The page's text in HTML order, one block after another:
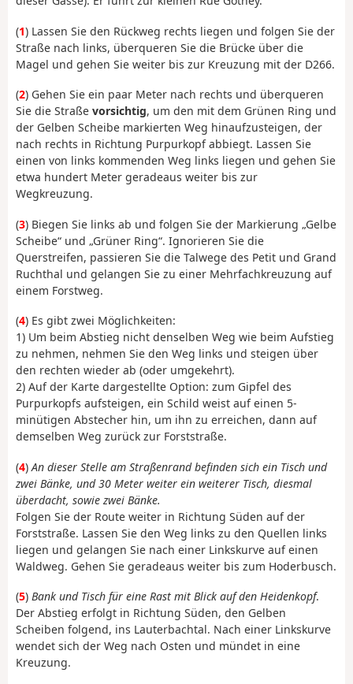
(1) Lassen Sie den Rückweg rechts liegen und folgen Sie der
Straße nach links, überqueren Sie die Brücke über die
Magel und gehen Sie weiter bis zur Kreuzung mit der D266.
(2) Gehen Sie ein paar Meter nach rechts und überqueren
Sie die Straße vorsichtig, um den mit dem Grünen Ring und
der Gelben Scheibe markierten Weg hinaufzusteigen, der
nach rechts in Richtung Purpurkopf abbiegt. Lassen Sie
einen von links kommenden Weg links liegen und gehen Sie
etwa hundert Meter geradeaus weiter bis zur
Wegkreuzung.
(3) Biegen Sie links ab und folgen Sie der Markierung „Gelbe
Scheibe“ und „Grüner Ring“. Ignorieren Sie die
Querstreifen, passieren Sie die Talwege des Petit und Grand
Ruchthal und gelangen Sie zu einer Mehrfachkreuzung auf
einem Forstweg.
(4) Es gibt zwei Möglichkeiten:
1) Um beim Abstieg nicht denselben Weg wie beim Aufstieg
zu nehmen, nehmen Sie den Weg links und steigen über
den rechten wieder ab (oder umgekehrt).
2) Auf der Karte dargestellte Option: zum Gipfel des
Purpurkopfs aufsteigen, ein Schild weist auf einen 5-
minütigen Abstecher hin, um ihn zu erreichen, dann auf
demselben Weg zurück zur Forststraße.
(4)An dieser Stelle am Straßenrand befinden sich ein Tisch und
zwei Bänke, und 30 Meter weiter ein weiterer Tisch, diesmal
überdacht, sowie zwei Bänke.
Folgen Sie der Route weiter in Richtung Süden auf der
Forststraße. Lassen Sie den Weg links zu den Quellen links
liegen und gelangen Sie nach einer Linkskurve auf einen
Waldweg. Gehen Sie geradeaus weiter bis zum Hoderbusch.
(5) Bank und Tisch für eine Rast mit Blick auf den Heidenkopf.
Der Abstieg erfolgt in Richtung Süden, den Gelben
Scheiben folgend, ins Lauterbachtal. Nach einer Linkskurve
wendet sich der Weg nach Osten und mündet in eine
Kreuzung.